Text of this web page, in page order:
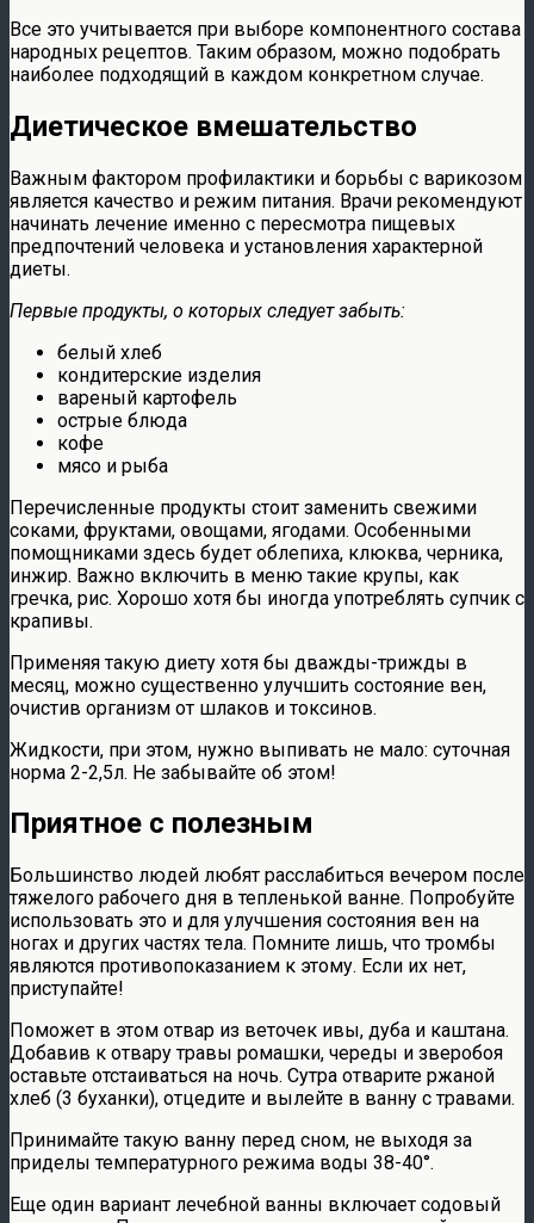
Все это учитывается при выборе компонентного состава
народных рецептов. Таким образом, можно подобрать
наиболее подходящий в каждом конкретном случае.
Диетическое вмешательство
Важным фактором профилактики и борьбы с варикозом
является качество и режим питания. Врачи рекомендуют
начинать лечение именно с пересмотра пищевых
предпочтений человека и установления характерной
диеты.
Первые продукты, о которых следует забыть:
белый хлеб
кондитерские изделия
вареный картофель
острые блюда
кофе
мясо и рыба
Перечисленные продукты стоит заменить свежими
соками, фруктами, овощами, ягодами. Особенными
помощниками здесь будет облепиха, клюква, черника,
инжир. Важно включить в меню такие крупы, как
гречка, рис. Хорошо хотя бы иногда употреблять супчик с
крапивы.
Применяя такую диету хотя бы дважды-трижды в
месяц, можно существенно улучшить состояние вен,
очистив организм от шлаков и токсинов.
Жидкости, при этом, нужно выпивать не мало: суточная
норма 2-2,5л. Не забывайте об этом!
Приятное с полезным
Большинство людей любят расслабиться вечером после
тяжелого рабочего дня в тепленькой ванне. Попробуйте
использовать это и для улучшения состояния вен на
ногах и других частях тела. Помните лишь, что тромбы
являются противопоказанием к этому. Если их нет,
приступайте!
Поможет в этом отвар из веточек ивы, дуба и каштана.
Добавив к отвару травы ромашки, череды и зверобоя
оставьте отстаиваться на ночь. Сутра отварите ржаной
хлеб (3 буханки), отцедите и вылейте в ванну с травами.
Принимайте такую ванну перед сном, не выходя за
приделы температурного режима воды 38-40°.
Еще один вариант лечебной ванны включает содовый